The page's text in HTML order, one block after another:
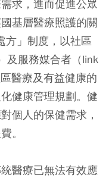
求，進而促進公眾
基層醫療照護的關
方」制度，以社區
及服務媒合者（link
醫療及有益健康的
健康管理規劃。健
個人的保健需求，
。
醫療已無法有效應